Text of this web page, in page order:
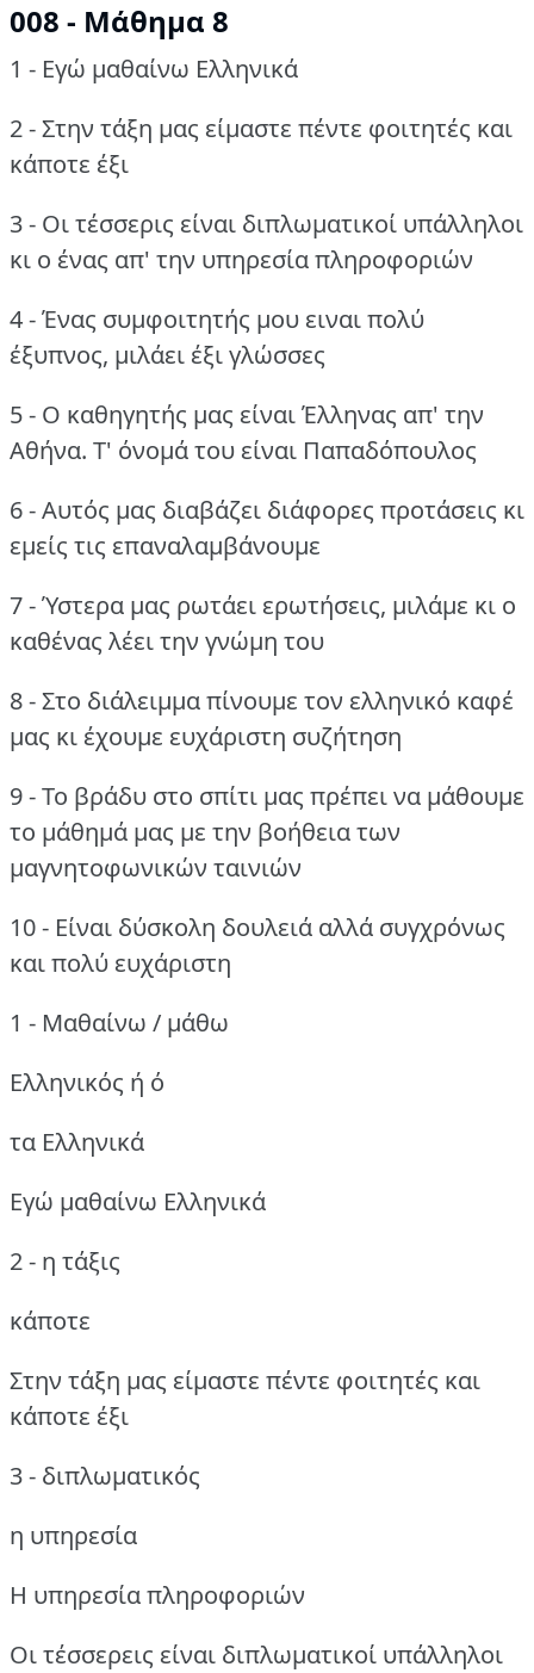
008 - Μάθημα 8
1 - Εγώ μαθαίνω Ελληνικά
2 - Στην τάξη μας είμαστε πέντε φοιτητές και
κάποτε έξι
3 - Οι τέσσερις είναι διπλωματικοί υπάλληλοι
κι ο ένας απ' την υπηρεσία πληροφοριών
4 - Ένας συμφοιτητής μου ειναι πολύ
έξυπνος, μιλάει έξι γλώσσες
5 - Ο καθηγητής μας είναι Έλληνας απ' την
Αθήνα. Τ' όνομά του είναι Παπαδόπουλος
6 - Αυτός μας διαβάζει διάφορες προτάσεις κι
εμείς τις επαναλαμβάνουμε
7 - Ύστερα μας ρωτάει ερωτήσεις, μιλάμε κι ο
καθένας λέει την γνώμη του
8 - Στο διάλειμμα πίνουμε τον ελληνικό καφέ
μας κι έχουμε ευχάριστη συζήτηση
9 - Το βράδυ στο σπίτι μας πρέπει να μάθουμε
το μάθημά μας με την βοήθεια των
μαγνητοφωνικών ταινιών
10 - Είναι δύσκολη δουλειά αλλά συγχρόνως
και πολύ ευχάριστη
1 - Μαθαίνω / μάθω
Ελληνικός ή ό
τα Ελληνικά
Εγώ μαθαίνω Ελληνικά
2 - η τάξις
κάποτε
Στην τάξη μας είμαστε πέντε φοιτητές και
κάποτε έξι
3 - διπλωματικός
η υπηρεσία
Η υπηρεσία πληροφοριών
Οι τέσσερεις είναι διπλωματικοί υπάλληλοι